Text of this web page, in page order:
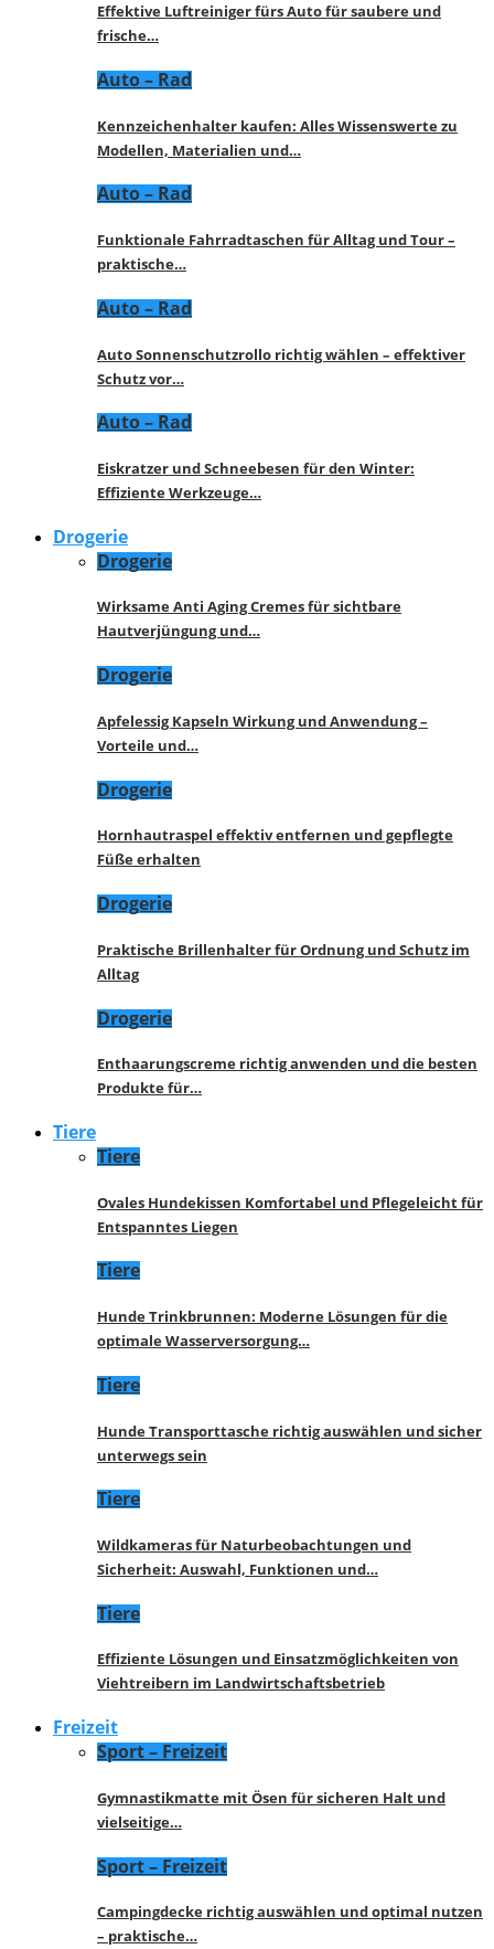
Effektive Luftreiniger fürs Auto für saubere und
frische…
Auto – Rad
Kennzeichenhalter kaufen: Alles Wissenswerte zu
Modellen, Materialien und…
Auto – Rad
Funktionale Fahrradtaschen für Alltag und Tour –
praktische…
Auto – Rad
Auto Sonnenschutzrollo richtig wählen – effektiver
Schutz vor…
Auto – Rad
Eiskratzer und Schneebesen für den Winter:
Effiziente Werkzeuge…
Drogerie
Drogerie
Wirksame Anti Aging Cremes für sichtbare
Hautverjüngung und…
Drogerie
Apfelessig Kapseln Wirkung und Anwendung –
Vorteile und…
Drogerie
Hornhautraspel effektiv entfernen und gepflegte
Füße erhalten
Drogerie
Praktische Brillenhalter für Ordnung und Schutz im
Alltag
Drogerie
Enthaarungscreme richtig anwenden und die besten
Produkte für…
Tiere
Tiere
Ovales Hundekissen Komfortabel und Pflegeleicht für
Entspanntes Liegen
Tiere
Hunde Trinkbrunnen: Moderne Lösungen für die
optimale Wasserversorgung…
Tiere
Hunde Transporttasche richtig auswählen und sicher
unterwegs sein
Tiere
Wildkameras für Naturbeobachtungen und
Sicherheit: Auswahl, Funktionen und…
Tiere
Effiziente Lösungen und Einsatzmöglichkeiten von
Viehtreibern im Landwirtschaftsbetrieb
Freizeit
Sport – Freizeit
Gymnastikmatte mit Ösen für sicheren Halt und
vielseitige…
Sport – Freizeit
Campingdecke richtig auswählen und optimal nutzen
– praktische…